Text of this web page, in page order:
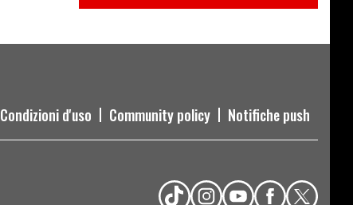
Condizioni d'uso Community policy Notifiche push